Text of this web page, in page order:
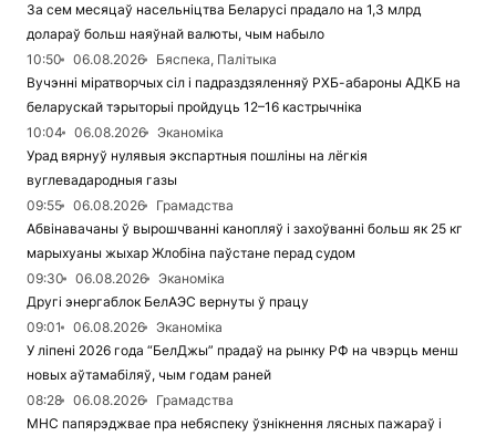
За сем месяцаў насельніцтва Беларусі прадало на 1,3 млрд
долараў больш наяўнай валюты, чым набыло
10:50
06.08.2026
Бяспека, Палітыка
Вучэнні міратворчых сіл і падраздзяленняў РХБ-абароны АДКБ на
беларускай тэрыторыі пройдуць 12–16 кастрычніка
10:04
06.08.2026
Эканоміка
Урад вярнуў нулявыя экспартныя пошліны на лёгкія
вуглевадародныя газы
09:55
06.08.2026
Грамадства
Абвінавачаны ў вырошчванні канопляў і захоўванні больш як 25 кг
марыхуаны жыхар Жлобіна паўстане перад судом
09:30
06.08.2026
Эканоміка
Другі энергаблок БелАЭС вернуты ў працу
09:01
06.08.2026
Эканоміка
У ліпені 2026 года “БелДжы” прадаў на рынку РФ на чвэрць менш
новых аўтамабіляў, чым годам раней
08:28
06.08.2026
Грамадства
МНС папярэджвае пра небяспеку ўзнікнення лясных пажараў і